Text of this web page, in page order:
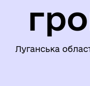
Луганська